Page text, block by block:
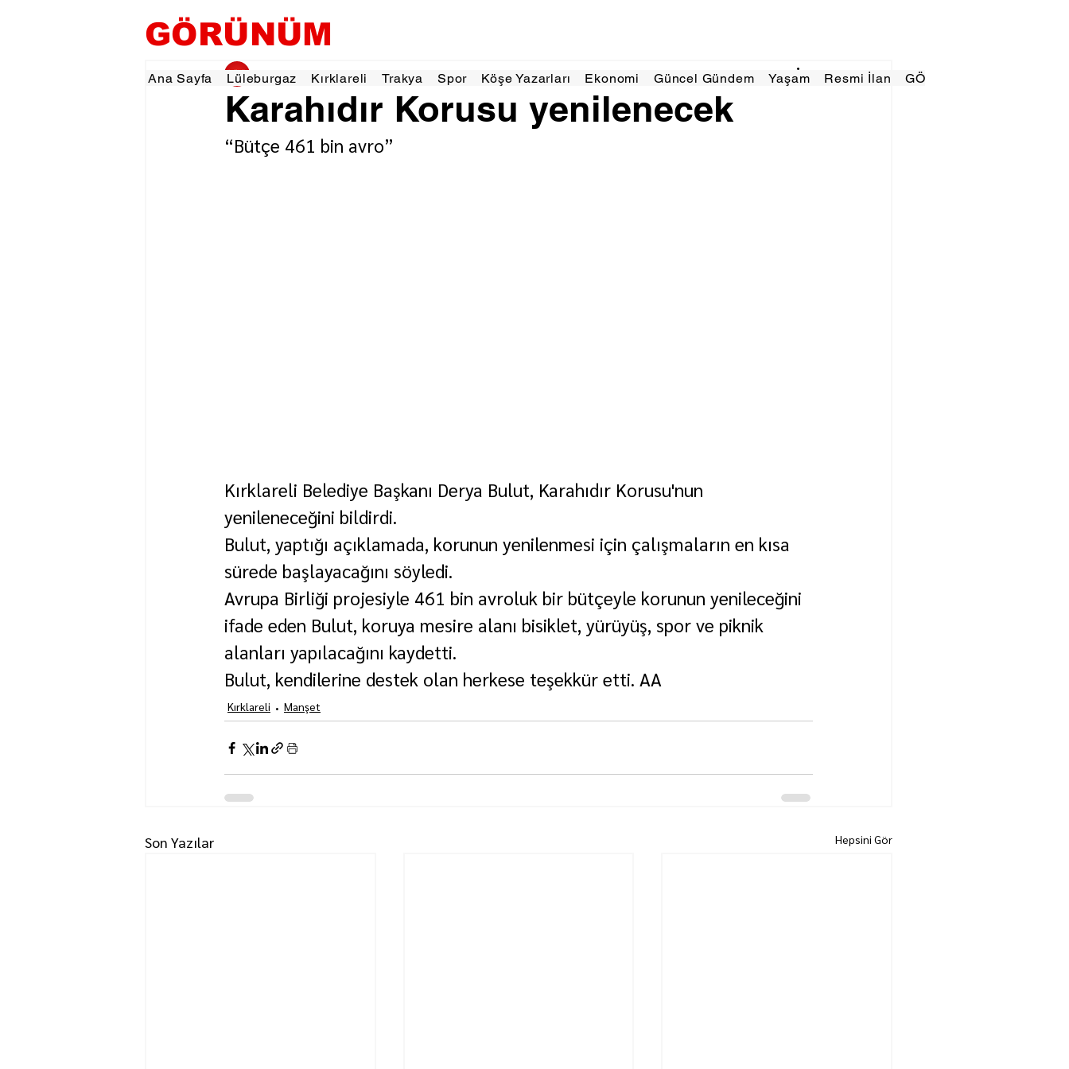
GÖRÜNÜM
Ana Sayfa Lüleburgaz Kırklareli Trakya Spor Köşe Yazarları Ekonomi Güncel Gündem Yaşam Resmi İlan GÖRÜNÜMTV
Karahıdır Korusu yenilenecek
gorunumhaber 24 Eyl 20251 dakikada okunur
“Bütçe 461 bin avro”
Kırklareli Belediye Başkanı Derya Bulut, Karahıdır Korusu'nun
yenileneceğini bildirdi.
Bulut, yaptığı açıklamada, korunun yenilenmesi için çalışmaların en kısa
sürede başlayacağını söyledi.
Avrupa Birliği projesiyle 461 bin avroluk bir bütçeyle korunun yenileceğini
ifade eden Bulut, koruya mesire alanı bisiklet, yürüyüş, spor ve piknik
alanları yapılacağını kaydetti.
Bulut, kendilerine destek olan herkese teşekkür etti. AA
Kırklareli Manşet
Son Yazılar Hepsini Gör